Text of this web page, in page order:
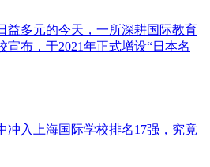
益多元的今天，一所深耕国际教育
宣布，于2021年正式增设“日本名
冲入上海国际学校排名17强，究竟